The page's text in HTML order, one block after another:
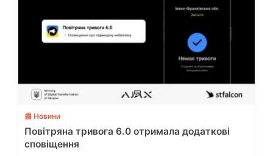
💬
📰 Новини
Повітряна тривога 6.0 отримала додаткові
сповіщення